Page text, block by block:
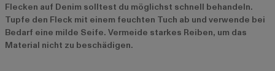
Flecken auf Denim solltest du möglichst schnell behandeln.
Tupfe den Fleck mit einem feuchten Tuch ab und verwende bei
Bedarf eine milde Seife. Vermeide starkes Reiben, um das
Material nicht zu beschädigen.